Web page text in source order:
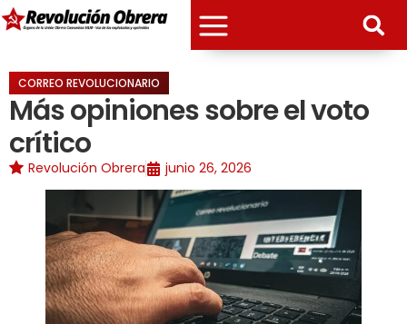
CORREO REVOLUCIONARIO
Más opiniones sobre el voto
crítico
Revolución Obrera junio 26, 2026